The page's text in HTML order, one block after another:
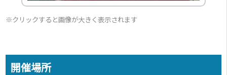
※クリックすると画像が大きく表示されます
開催場所